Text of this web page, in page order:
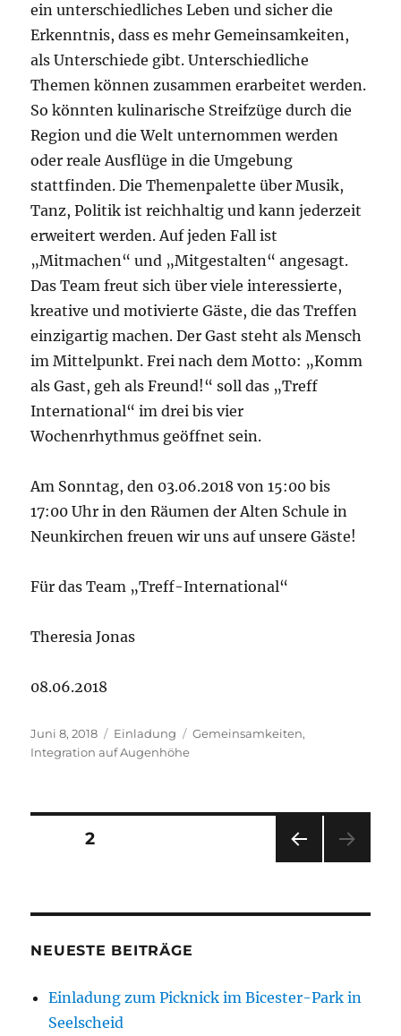
ein unterschiedliches Leben und sicher die
Erkenntnis, dass es mehr Gemeinsamkeiten,
als Unterschiede gibt. Unterschiedliche
Themen können zusammen erarbeitet werden.
So könnten kulinarische Streifzüge durch die
Region und die Welt unternommen werden
oder reale Ausflüge in die Umgebung
stattfinden. Die Themenpalette über Musik,
Tanz, Politik ist reichhaltig und kann jederzeit
erweitert werden. Auf jeden Fall ist
„Mitmachen“ und „Mitgestalten“ angesagt.
Das Team freut sich über viele interessierte,
kreative und motivierte Gäste, die das Treffen
einzigartig machen. Der Gast steht als Mensch
im Mittelpunkt. Frei nach dem Motto: „Komm
als Gast, geh als Freund!“ soll das „Treff
International“ im drei bis vier
Wochenrhythmus geöffnet sein.
Am Sonntag, den 03.06.2018 von 15:00 bis
17:00 Uhr in den Räumen der Alten Schule in
Neunkirchen freuen wir uns auf unsere Gäste!
Für das Team „Treff-International“
Theresia Jonas
08.06.2018
Veröffentlicht
am
Juni 8, 2018 Kategorien
Einladung Schlagwörter
Gemeinsamkeiten,
Integration auf Augenhöhe
Beitragsnavigation
SEIT
SEITE2
NEUESTE BEITRÄGE
Einladung zum Picknick im Bicester-Park in
Seelscheid